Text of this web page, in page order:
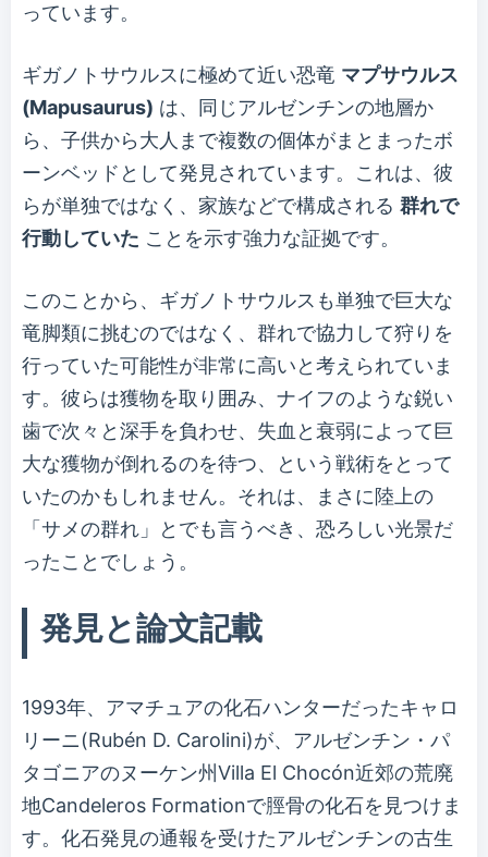
っています。
ギガノトサウルスに極めて近い恐竜 マプサウルス
(Mapusaurus) は、同じアルゼンチンの地層か
ら、子供から大人まで複数の個体がまとまったボ
ーンベッドとして発見されています。これは、彼
らが単独ではなく、家族などで構成される 群れで
行動していた ことを示す強力な証拠です。
このことから、ギガノトサウルスも単独で巨大な
竜脚類に挑むのではなく、群れで協力して狩りを
行っていた可能性が非常に高いと考えられていま
す。彼らは獲物を取り囲み、ナイフのような鋭い
歯で次々と深手を負わせ、失血と衰弱によって巨
大な獲物が倒れるのを待つ、という戦術をとって
いたのかもしれません。それは、まさに陸上の
「サメの群れ」とでも言うべき、恐ろしい光景だ
ったことでしょう。
発見と論文記載
1993年、アマチュアの化石ハンターだったキャロ
リーニ(Rubén D. Carolini)が、アルゼンチン・パ
タゴニアのヌーケン州Villa El Chocón近郊の荒廃
地Candeleros Formationで脛骨の化石を見つけま
す。化石発見の通報を受けたアルゼンチンの古生